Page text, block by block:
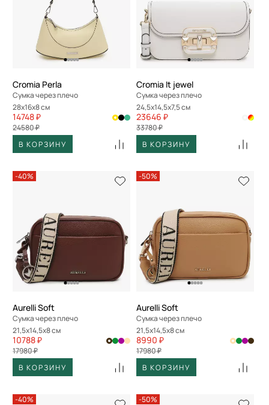
Cromia Perla
Сумка через плечо
28x16x8 см
14748 ₽
24580 ₽
В КОРЗИНУ
Cromia It jewel
Сумка через плечо
24,5x14,5x7,5 см
23646 ₽
33780 ₽
В КОРЗИНУ
-40%
Aurelli Soft
Сумка через плечо
21,5x14,5x8 см
10788 ₽
17980 ₽
В КОРЗИНУ
-50%
Aurelli Soft
Сумка через плечо
21,5x14,5x8 см
8990 ₽
17980 ₽
В КОРЗИНУ
-40% -50%